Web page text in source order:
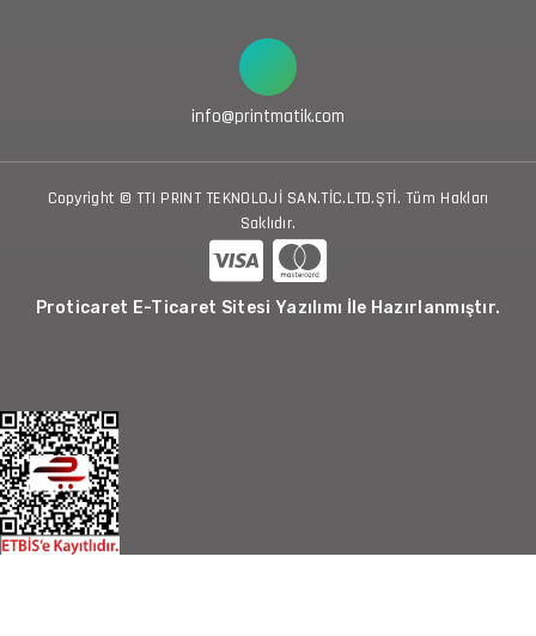
info@printmatik.com
Copyright © TTI PRINT TEKNOLOJİ SAN.TİC.LTD.ŞTİ. Tüm Hakları
Saklıdır.
Proticaret E-Ticaret Sitesi Yazılımı İle Hazırlanmıştır.